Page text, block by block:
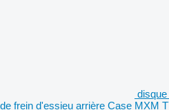
de frein d'essieu arrière Case MXM